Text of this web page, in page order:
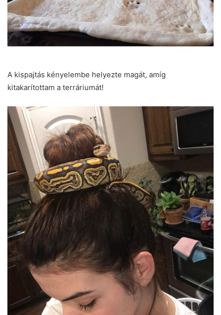
A kispajtás kényelembe helyezte magát, amíg
kitakarítottam a terráriumát!